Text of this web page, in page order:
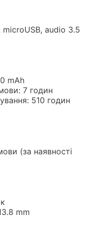
microUSB, audio 3.5
mAh
7 годин
510 годин
(за наявності
mm